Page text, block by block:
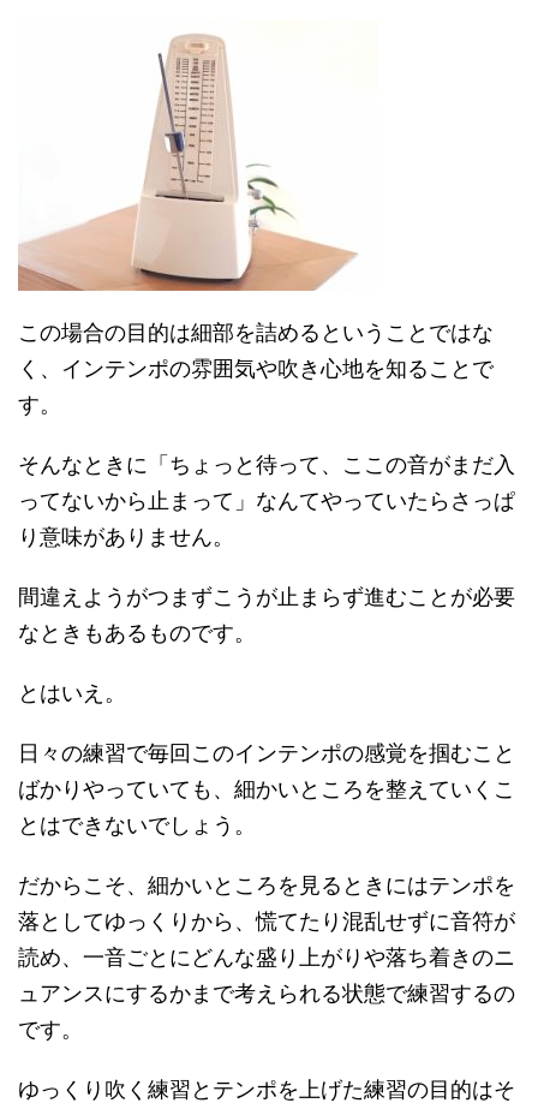
この場合の目的は細部を詰めるということではな
く、インテンポの雰囲気や吹き心地を知ることで
す。
そんなときに「ちょっと待って、ここの音がまだ入
ってないから止まって」なんてやっていたらさっぱ
り意味がありません。
間違えようがつまずこうが止まらず進むことが必要
なときもあるものです。
とはいえ。
日々の練習で毎回このインテンポの感覚を掴むこと
ばかりやっていても、細かいところを整えていくこ
とはできないでしょう。
だからこそ、細かいところを見るときにはテンポを
落としてゆっくりから、慌てたり混乱せずに音符が
読め、一音ごとにどんな盛り上がりや落ち着きのニ
ュアンスにするかまで考えられる状態で練習するの
です。
ゆっくり吹く練習とテンポを上げた練習の目的はそ